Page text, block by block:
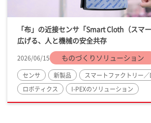
「布」の近接センサ「Smart Cloth （スマ
広げる、人と機械の安全共存
2026/06/15 ものづくりソリューション
センサ 新製品
スマートファクトリー／
ロボティクス
I-PEXのソリューション